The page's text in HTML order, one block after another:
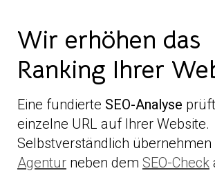
Wir erhöhen das
Ranking Ihrer
Eine fundierte SEO-Analyse
einzelne URL auf Ihrer Website.
Selbstverständlich übernehmen
Agentur neben dem SEO-Check